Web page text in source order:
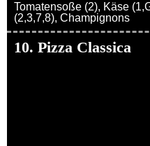
Tomatensoße (2), Käse
(2,3,7,8), Champignons
10. Pizza Classica